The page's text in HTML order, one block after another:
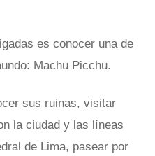
es conocer una de
Machu Picchu.
sus ruinas, visitar
la ciudad y las líneas
de Lima, pasear por